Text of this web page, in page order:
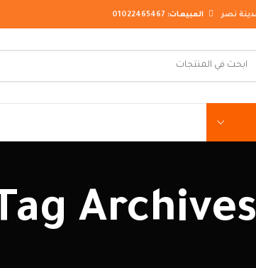
المبيعات: 01022465467
غرف نوم مودرن
غرف نوم نيو كلاسيك
Tag Archives: اشكال ركنات